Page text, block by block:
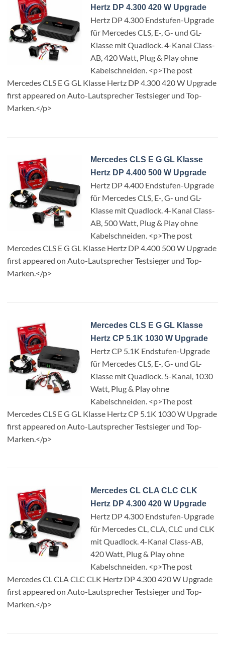
Hertz DP 4.300 420 W Upgrade
Hertz DP 4.300 Endstufen-Upgrade
für Mercedes CLS, E-, G- und GL-
Klasse mit Quadlock. 4-Kanal Class-
AB, 420 Watt, Plug & Play ohne
Kabelschneiden. <p>The post
Mercedes CLS E G GL Klasse Hertz DP 4.300 420 W Upgrade
first appeared on Auto-Lautsprecher Testsieger und Top-
Marken.</p>
Mercedes CLS E G GL Klasse
Hertz DP 4.400 500 W Upgrade
Hertz DP 4.400 Endstufen-Upgrade
für Mercedes CLS, E-, G- und GL-
Klasse mit Quadlock. 4-Kanal Class-
AB, 500 Watt, Plug & Play ohne
Kabelschneiden. <p>The post
Mercedes CLS E G GL Klasse Hertz DP 4.400 500 W Upgrade
first appeared on Auto-Lautsprecher Testsieger und Top-
Marken.</p>
Mercedes CLS E G GL Klasse
Hertz CP 5.1K 1030 W Upgrade
Hertz CP 5.1K Endstufen-Upgrade
für Mercedes CLS, E-, G- und GL-
Klasse mit Quadlock. 5-Kanal, 1030
Watt, Plug & Play ohne
Kabelschneiden. <p>The post
Mercedes CLS E G GL Klasse Hertz CP 5.1K 1030 W Upgrade
first appeared on Auto-Lautsprecher Testsieger und Top-
Marken.</p>
Mercedes CL CLA CLC CLK
Hertz DP 4.300 420 W Upgrade
Hertz DP 4.300 Endstufen-Upgrade
für Mercedes CL, CLA, CLC und CLK
mit Quadlock. 4-Kanal Class-AB,
420 Watt, Plug & Play ohne
Kabelschneiden. <p>The post
Mercedes CL CLA CLC CLK Hertz DP 4.300 420 W Upgrade
first appeared on Auto-Lautsprecher Testsieger und Top-
Marken.</p>